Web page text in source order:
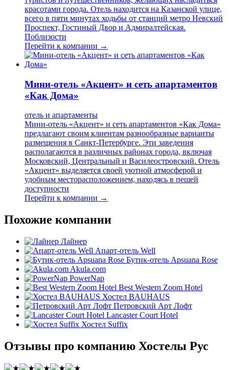
красотами города. Отель находится на Казанской улице,
всего в пяти минутах ходьбы от станций метро Невский
Проспект, Гостиный Двор и Адмиралтейская.
Поблизости
Перейти к компании →
Мини-отель «Акцент» и сеть апартаментов
«Как Дома»
отель и апартаменты
Мини-отель «Акцент» и сеть апартаментов «Как Дома»
предлагают своим клиентам разнообразные варианты
размещения в Санкт-Петербурге. Эти заведения
располагаются в различных районах города, включая
Московский, Центральный и Василеостровский. Отель
«Акцент» выделяется своей уютной атмосферой и
удобным месторасположением, находясь в пешей
доступности
Перейти к компании →
Похожие компании
Лайнер
Апарт-отель Well
Бутик-отель Apsuana Rose
Akula.com
PowerNap
Best Western Zoom Hotel
Хостел BAUHAUS
Петровский Арт Лофт
Lancaster Court Hotel
Хостел Suffix
Отзывы про компанию Хостелы Рус